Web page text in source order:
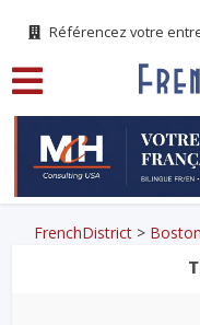
Référencez votre
FrenchDistrict > Boston